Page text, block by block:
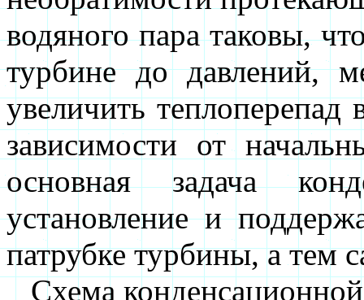
водяного пара таковы,
турбине до давлений,
увеличить
зависимости от
основная задача
установление и
патрубке турбины, а тем
Схема конденсационной